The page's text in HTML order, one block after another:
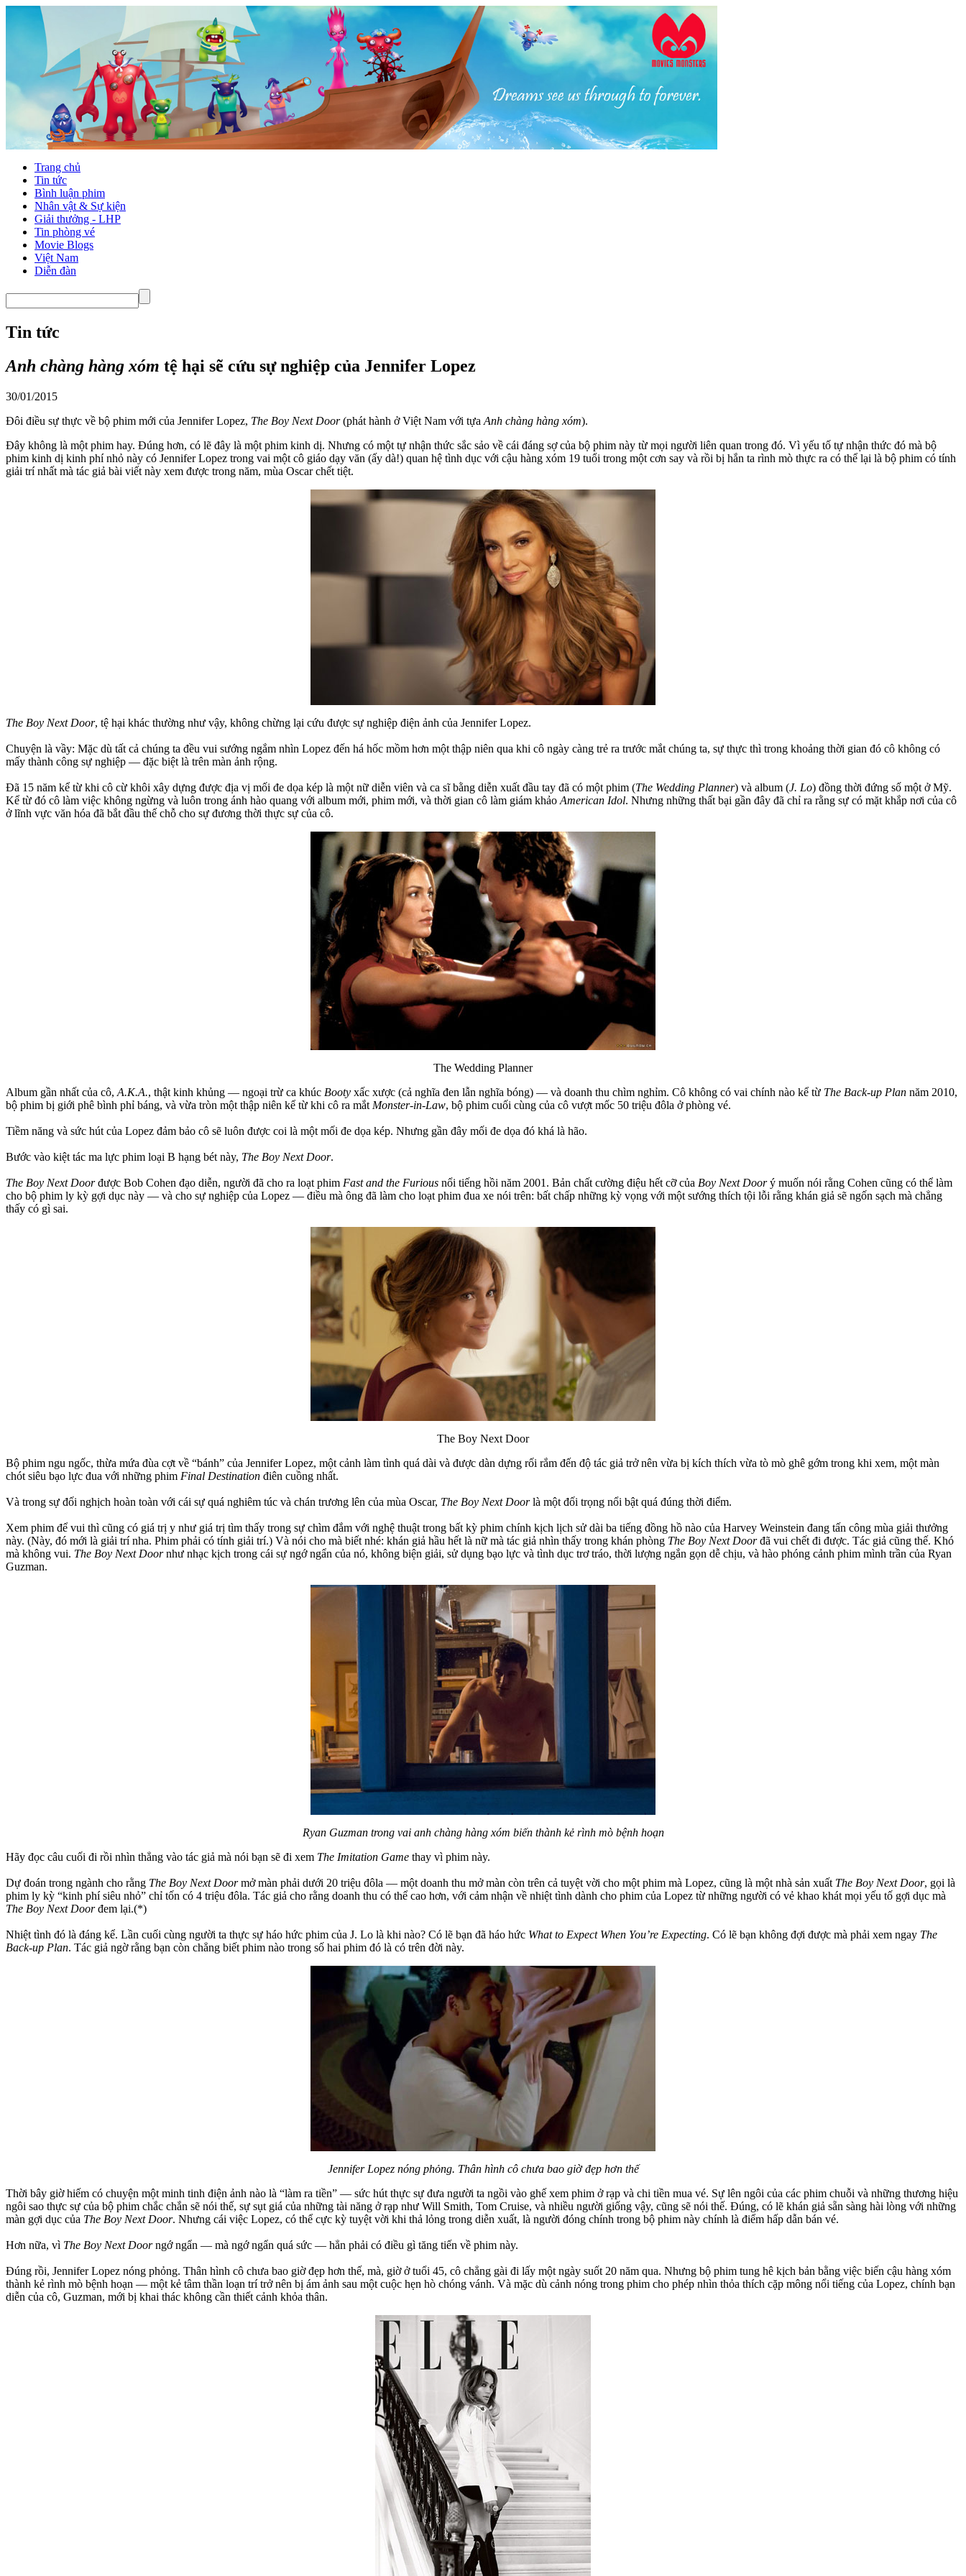
Trang chủ
Tin tức
Bình luận phim
Nhân vật & Sự kiện
Giải thưởng - LHP
Tin phòng vé
Movie Blogs
Việt Nam
Diễn đàn
Tin tức
Anh chàng hàng xóm tệ hại sẽ cứu sự nghiệp của Jennifer Lopez
30/01/2015
Đôi điều sự thực về bộ phim mới của Jennifer Lopez, The Boy Next Door(phát hành ở Việt Nam với tựa Anh chàng hàng xóm).
Đây không là một phim hay. Đúng hơn, có lẽ đây là một phim kinh dị. Nhưng có một tự nhận thức sắc sảo về cái đáng sợ của bộ phim này từ mọi người liên quan trong đó. Vì yếu tố tự nhận thức đó mà bộ
phim kinh dị kinh phí nhỏ này có Jennifer Lopez trong vai một cô giáo dạy văn (ấy dà!) quan hệ tình dục với cậu hàng xóm 19 tuổi trong một cơn say và rồi bị hắn ta rình mò thực ra có thể lại là bộ phim có tính
giải trí nhất mà tác giả bài viết này xem được trong năm, mùa Oscar chết tiệt.
The Boy Next Door, tệ hại khác thường như vậy, không chừng lại cứu được sự nghiệp điện ảnh của Jennifer Lopez.
Chuyện là vầy: Mặc dù tất cả chúng ta đều vui sướng ngắm nhìn Lopez đến há hốc mồm hơn một thập niên qua khi cô ngày càng trẻ ra trước mắt chúng ta, sự thực thì trong khoảng thời gian đó cô không có
mấy thành công sự nghiệp — đặc biệt là trên màn ảnh rộng.
Đã 15 năm kể từ khi cô cừ khôi xây dựng được địa vị mối đe dọa kép là một nữ diễn viên và ca sĩ bằng diễn xuất đầu tay đã có một phim (The Wedding Planner) và album (J. Lo) đồng thời đứng số một ở Mỹ.
Kể từ đó cô làm việc không ngừng và luôn trong ánh hào quang với album mới, phim mới, và thời gian cô làm giám khảo American Idol. Nhưng những thất bại gần đây đã chỉ ra rằng sự có mặt khắp nơi của cô
ở lĩnh vực văn hóa đã bắt đầu thế chỗ cho sự đương thời thực sự của cô.
The Wedding Planner
Album gần nhất của cô, A.K.A., thật kinh khủng — ngoại trừ ca khúc Booty xấc xược (cả nghĩa đen lẫn nghĩa bóng) — và doanh thu chìm nghỉm. Cô không có vai chính nào kể từ The Back-up Plan năm 2010,
bộ phim bị giới phê bình phỉ báng, và vừa tròn một thập niên kể từ khi cô ra mắt Monster-in-Law, bộ phim cuối cùng của cô vượt mốc 50 triệu đôla ở phòng vé.
Tiềm năng và sức hút của Lopez đảm bảo cô sẽ luôn được coi là một mối đe dọa kép. Nhưng gần đây mối đe dọa đó khá là hão.
Bước vào kiệt tác ma lực phim loại B hạng bét này, The Boy Next Door.
The Boy Next Doorđược Bob Cohen đạo diễn, người đã cho ra loạt phim Fast and the Furious nổi tiếng hồi năm 2001. Bản chất cường điệu hết cỡ của Boy Next Doorý muốn nói rằng Cohen cũng có thể làm
cho bộ phim ly kỳ gợi dục này — và cho sự nghiệp của Lopez — điều mà ông đã làm cho loạt phim đua xe nói trên: bất chấp những kỳ vọng với một sướng thích tội lỗi rằng khán giả sẽ ngốn sạch mà chẳng
thấy có gì sai.
The Boy Next Door
Bộ phim ngu ngốc, thừa mứa đùa cợt về “bánh” của Jennifer Lopez, một cảnh làm tình quá dài và được dàn dựng rối rắm đến độ tác giả trở nên vừa bị kích thích vừa tò mò ghê gớm trong khi xem, một màn
chót siêu bạo lực đua với những phim Final Destination điên cuồng nhất.
Và trong sự đối nghịch hoàn toàn với cái sự quá nghiêm túc và chán trương lên của mùa Oscar, The Boy Next Doorlà một đối trọng nổi bật quá đúng thời điểm.
Xem phim để vui thì cũng có giá trị y như giá trị tìm thấy trong sự chìm đắm với nghệ thuật trong bất kỳ phim chính kịch lịch sử dài ba tiếng đồng hồ nào của Harvey Weinstein đang tấn công mùa giải thưởng
này. (Này, đó mới là giải trí nha. Phim phải có tính giải trí.) Và nói cho mà biết nhé: khán giả hầu hết là nữ mà tác giả nhìn thấy trong khán phòng The Boy Next Doorđã vui chết đi được. Tác giả cũng thế. Khó
mà không vui. The Boy Next Doornhư nhạc kịch trong cái sự ngớ ngẩn của nó, không biện giải, sử dụng bạo lực và tình dục trơ tráo, thời lượng ngắn gọn dễ chịu, và hào phóng cảnh phim mình trần của Ryan
Guzman.
Ryan Guzman trong vai anh chàng hàng xóm biến thành kẻ rình mò bệnh hoạn
Hãy đọc câu cuối đi rồi nhìn thẳng vào tác giả mà nói bạn sẽ đi xem The Imitation Game thay vì phim này.
Dự đoán trong ngành cho rằng The Boy Next Doormở màn phải dưới 20 triệu đôla — một doanh thu mở màn còn trên cả tuyệt vời cho một phim mà Lopez, cũng là một nhà sản xuất The Boy Next Door, gọi là
phim ly kỳ “kinh phí siêu nhỏ” chỉ tốn có 4 triệu đôla. Tác giả cho rằng doanh thu có thể cao hơn, với cảm nhận về nhiệt tình dành cho phim của Lopez từ những người có vẻ khao khát mọi yếu tố gợi dục mà
The Boy Next Doorđem lại.(*)
Nhiệt tình đó là đáng kể. Lần cuối cùng người ta thực sự háo hức phim của J. Lo là khi nào? Có lẽ bạn đã háo hức What to Expect When You’re Expecting. Có lẽ bạn không đợi được mà phải xem ngay The
Back-up Plan. Tác giả ngờ rằng bạn còn chẳng biết phim nào trong số hai phim đó là có trên đời này.
Jennifer Lopez nóng phỏng. Thân hình cô chưa bao giờ đẹp hơn thế
Thời bây giờ hiếm có chuyện một minh tinh điện ảnh nào là “làm ra tiền” — sức hút thực sự đưa người ta ngồi vào ghế xem phim ở rạp và chi tiền mua vé. Sự lên ngôi của các phim chuỗi và những thương hiệu
ngôi sao thực sự của bộ phim chắc chắn sẽ nói thế, sự sụt giá của những tài năng ở rạp như Will Smith, Tom Cruise, và nhiều người giống vậy, cũng sẽ nói thế. Đúng, có lẽ khán giả sẵn sàng hài lòng với những
màn gợi dục của The Boy Next Door. Nhưng cái việc Lopez, có thể cực kỳ tuyệt vời khi thả lỏng trong diễn xuất, là người đóng chính trong bộ phim này chính là điểm hấp dẫn bán vé.
Hơn nữa, vì The Boy Next Doorngớ ngẩn — mà ngớ ngẩn quá sức — hẳn phải có điều gì tăng tiến về phim này.
Đúng rồi, Jennifer Lopez nóng phỏng. Thân hình cô chưa bao giờ đẹp hơn thế, mà, giờ ở tuổi 45, cô chẳng gài đi lấy một ngày suốt 20 năm qua. Nhưng bộ phim tung hê kịch bản bằng việc biến cậu hàng xóm
thành kẻ rình mò bệnh hoạn — một kẻ tâm thần loạn trí trở nên bị ám ảnh sau một cuộc hẹn hò chóng vánh. Và mặc dù cảnh nóng trong phim cho phép nhìn thỏa thích cặp mông nổi tiếng của Lopez, chính bạn
diễn của cô, Guzman, mới bị khai thác không cần thiết cảnh khỏa thân.